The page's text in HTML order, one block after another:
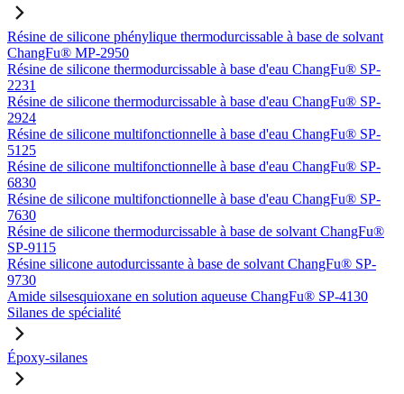
Résine de silicone phénylique thermodurcissable à base de solvant
ChangFu® MP-2950
Résine de silicone thermodurcissable à base d'eau ChangFu® SP-
2231
Résine de silicone thermodurcissable à base d'eau ChangFu® SP-
2924
Résine de silicone multifonctionnelle à base d'eau ChangFu® SP-
5125
Résine de silicone multifonctionnelle à base d'eau ChangFu® SP-
6830
Résine de silicone multifonctionnelle à base d'eau ChangFu® SP-
7630
Résine de silicone thermodurcissable à base de solvant ChangFu®
SP-9115
Résine silicone autodurcissante à base de solvant ChangFu® SP-
9730
Amide silsesquioxane en solution aqueuse ChangFu® SP-4130
Silanes de spécialité
Époxy-silanes